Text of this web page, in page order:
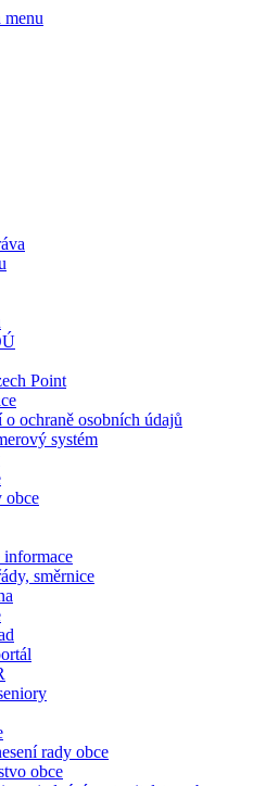
menu
Point
o ochraně osobních údajů
systém
obce
informace
směrnice
rady obce
obce